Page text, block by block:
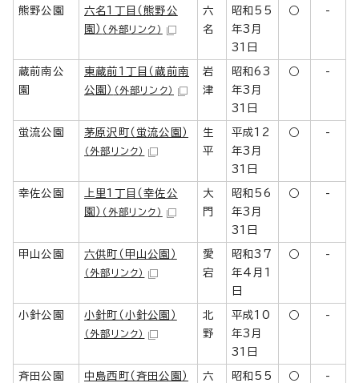
熊野公園
六名1丁目（熊野公
園） （外部リンク）
六
名
昭和55
年3月
31日
○ -
蔵前南公
園
東蔵前1丁目（蔵前南
公園） （外部リンク）
岩
津
昭和63
年3月
31日
○ -
蛍流公園 茅原沢町（蛍流公園）
（外部リンク）
生
平
平成12
年3月
31日
○ -
幸佐公園
上里1丁目（幸佐公
園） （外部リンク）
大
門
昭和56
年3月
31日
○ -
甲山公園 六供町（甲山公園）
（外部リンク）
愛
宕
昭和37
年4月1
日
○ -
小針公園 小針町（小針公園）
（外部リンク）
北
野
平成10
年3月
31日
○ -
斉田公園 中島西町（斉田公園）
六
昭和55
○ -